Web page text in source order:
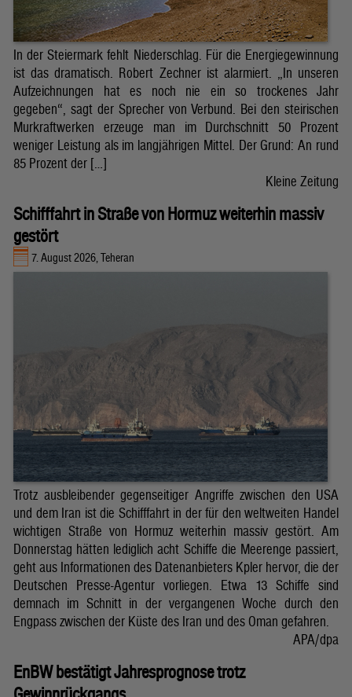
In der Steiermark fehlt Niederschlag. Für die Energiegewinnung
ist das dramatisch. Robert Zechner ist alarmiert. „In unseren
Aufzeichnungen hat es noch nie ein so trockenes Jahr
gegeben“, sagt der Sprecher von Verbund. Bei den steirischen
Murkraftwerken erzeuge man im Durchschnitt 50 Prozent
weniger Leistung als im langjährigen Mittel. Der Grund: An rund
85 Prozent der […]
Kleine Zeitung
Schifffahrt in Straße von Hormuz weiterhin massiv
gestört
7. August 2026, Teheran
Trotz ausbleibender gegenseitiger Angriffe zwischen den USA
und dem Iran ist die Schifffahrt in der für den weltweiten Handel
wichtigen Straße von Hormuz weiterhin massiv gestört. Am
Donnerstag hätten lediglich acht Schiffe die Meerenge passiert,
geht aus Informationen des Datenanbieters Kpler hervor, die der
Deutschen Presse-Agentur vorliegen. Etwa 13 Schiffe sind
demnach im Schnitt in der vergangenen Woche durch den
Engpass zwischen der Küste des Iran und des Oman gefahren.
APA/dpa
EnBW bestätigt Jahresprognose trotz